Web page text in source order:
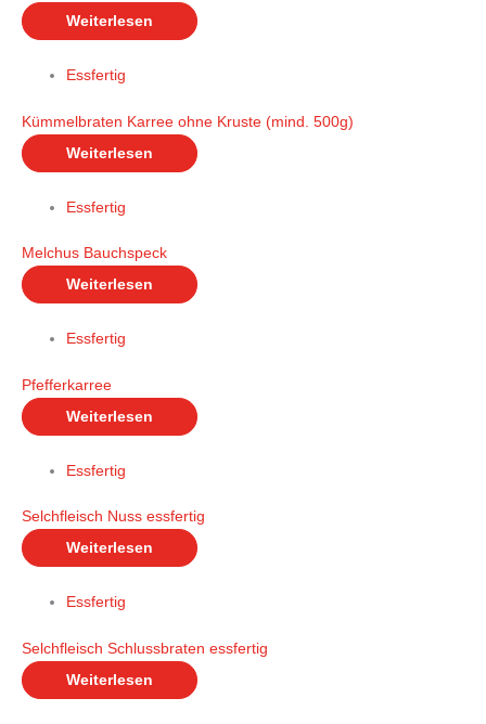
Weiterlesen
Essfertig
Kümmelbraten Karree ohne Kruste (mind. 500g)
Weiterlesen
Essfertig
Melchus Bauchspeck
Weiterlesen
Essfertig
Pfefferkarree
Weiterlesen
Essfertig
Selchfleisch Nuss essfertig
Weiterlesen
Essfertig
Selchfleisch Schlussbraten essfertig
Weiterlesen